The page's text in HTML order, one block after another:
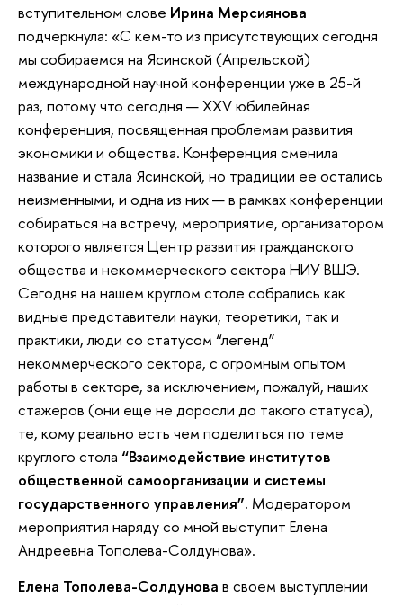
вступительном слове Ирина Мерсиянова
подчеркнула: «С кем-то из присутствующих сегодня
мы собираемся на Ясинской (Апрельской)
международной научной конференции уже в 25-й
раз, потому что сегодня — ХXV юбилейная
конференция, посвященная проблемам развития
экономики и общества. Конференция сменила
название и стала Ясинской, но традиции ее остались
неизменными, и одна из них — в рамках конференции
собираться на встречу, мероприятие, организатором
которого является Центр развития гражданского
общества и некоммерческого сектора НИУ ВШЭ.
Сегодня на нашем круглом столе собрались как
видные представители науки, теоретики, так и
практики, люди со статусом “легенд”
некоммерческого сектора, с огромным опытом
работы в секторе, за исключением, пожалуй, наших
стажеров (они еще не доросли до такого статуса),
те, кому реально есть чем поделиться по теме
круглого стола “Взаимодействие институтов
общественной самоорганизации и системы
государственного управления”. Модератором
мероприятия наряду со мной выступит Елена
Андреевна Тополева-Солдунова».
Елена Тополева-Солдунова в своем выступлении